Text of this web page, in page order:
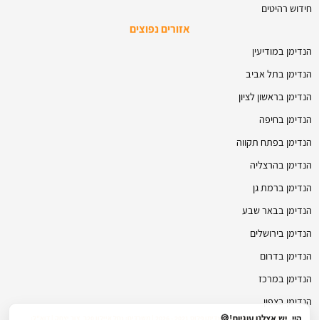
חידוש רהיטים
אזורים נפוצים
הנדימן במודיעין
הנדימן בתל אביב
הנדימן בראשון לציון
הנדימן בחיפה
הנדימן בפתח תקווה
הנדימן בהרצליה
הנדימן ברמת גן
הנדימן בבאר שבע
הנדימן בירושלים
הנדימן בדרום
הנדימן במרכז
הנדימן בצפון